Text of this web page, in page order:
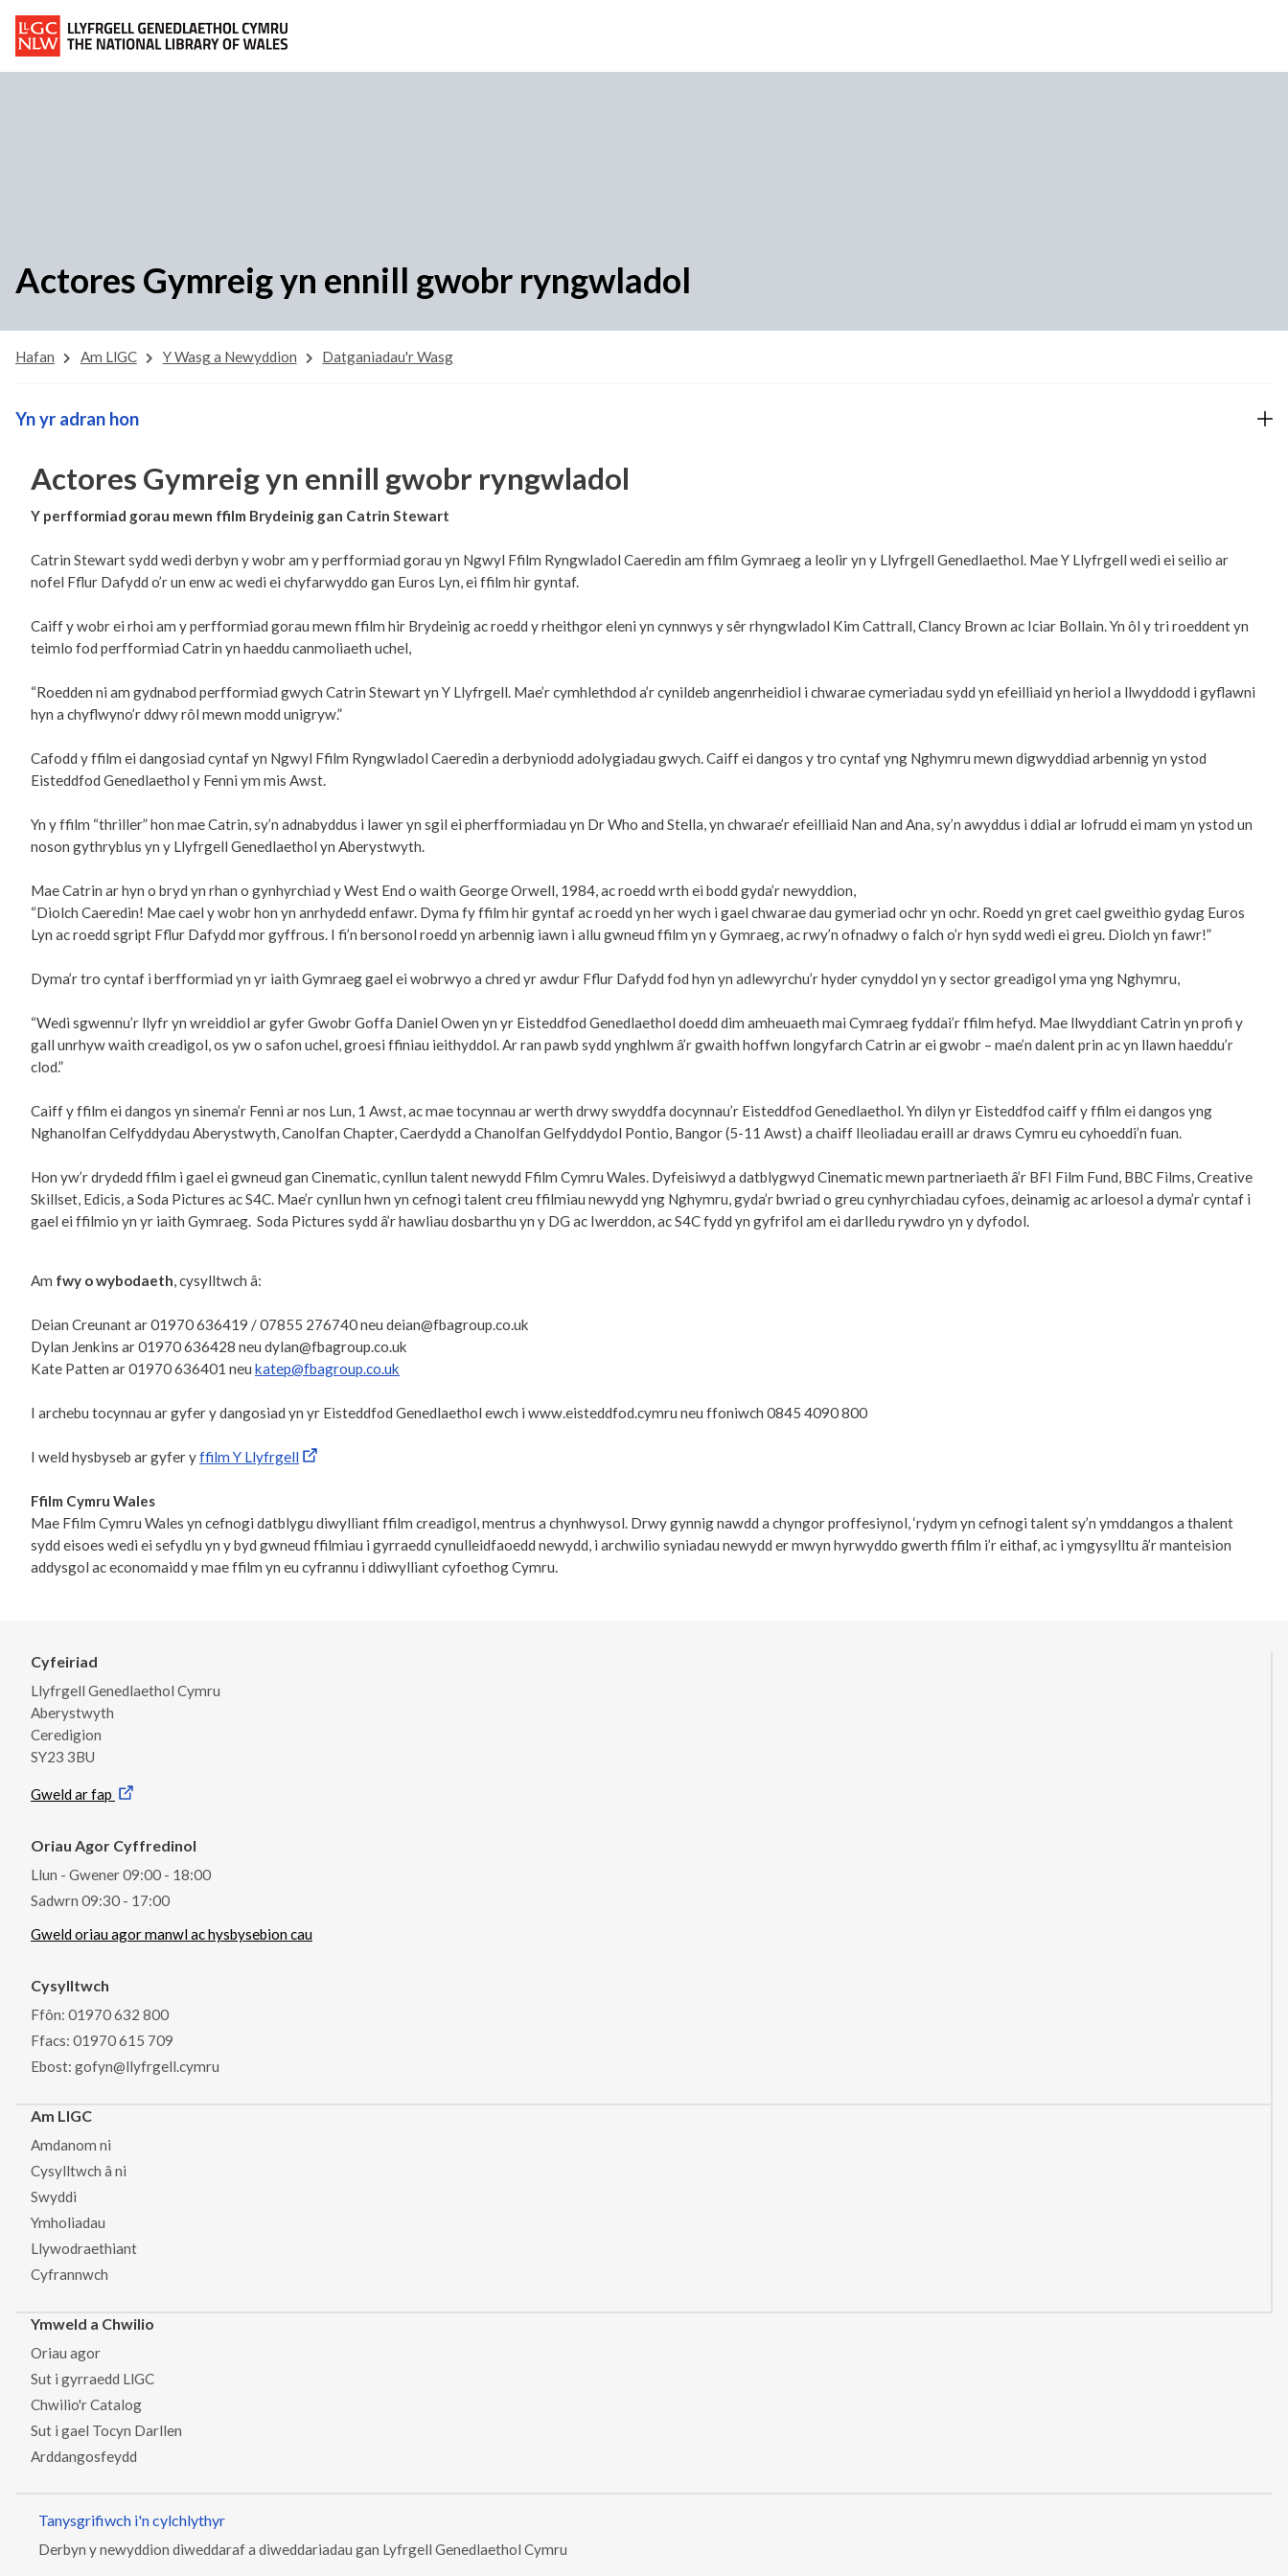
Actores Gymreig yn ennill gwobr ryngwladol
Hafan Am LlGC Y Wasg a Newyddion Datganiadau'r Wasg
Actores Gymreig yn ennill gwobr ryngwladol
Y perfformiad gorau mewn ffilm Brydeinig gan Catrin Stewart
Catrin Stewart sydd wedi derbyn y wobr am y perfformiad gorau yn Ngwyl Ffilm Ryngwladol Caeredin am ffilm Gymraeg a leolir yn y Llyfrgell Genedlaethol. Mae Y Llyfrgell wedi ei seilio ar
nofel Fflur Dafydd o’r un enw ac wedi ei chyfarwyddo gan Euros Lyn, ei ffilm hir gyntaf.
Caiff y wobr ei rhoi am y perfformiad gorau mewn ffilm hir Brydeinig ac roedd y rheithgor eleni yn cynnwys y sêr rhyngwladol Kim Cattrall, Clancy Brown ac Iciar Bollain. Yn ôl y tri roeddent yn
teimlo fod perfformiad Catrin yn haeddu canmoliaeth uchel,
“Roedden ni am gydnabod perfformiad gwych Catrin Stewart yn Y Llyfrgell. Mae’r cymhlethdod a’r cynildeb angenrheidiol i chwarae cymeriadau sydd yn efeilliaid yn heriol a llwyddodd i gyflawni
hyn a chyflwyno’r ddwy rôl mewn modd unigryw.”
Cafodd y ffilm ei dangosiad cyntaf yn Ngwyl Ffilm Ryngwladol Caeredin a derbyniodd adolygiadau gwych. Caiff ei dangos y tro cyntaf yng Nghymru mewn digwyddiad arbennig yn ystod
Eisteddfod Genedlaethol y Fenni ym mis Awst.
Yn y ffilm “thriller” hon mae Catrin, sy’n adnabyddus i lawer yn sgil ei pherfformiadau yn Dr Who and Stella, yn chwarae’r efeilliaid Nan and Ana, sy’n awyddus i ddial ar lofrudd ei mam yn ystod un
noson gythryblus yn y Llyfrgell Genedlaethol yn Aberystwyth.
Mae Catrin ar hyn o bryd yn rhan o gynhyrchiad y West End o waith George Orwell, 1984, ac roedd wrth ei bodd gyda’r newyddion,
“Diolch Caeredin! Mae cael y wobr hon yn anrhydedd enfawr. Dyma fy ffilm hir gyntaf ac roedd yn her wych i gael chwarae dau gymeriad ochr yn ochr. Roedd yn gret cael gweithio gydag Euros
Lyn ac roedd sgript Fflur Dafydd mor gyffrous. I fi’n bersonol roedd yn arbennig iawn i allu gwneud ffilm yn y Gymraeg, ac rwy’n ofnadwy o falch o’r hyn sydd wedi ei greu. Diolch yn fawr!”
Dyma’r tro cyntaf i berfformiad yn yr iaith Gymraeg gael ei wobrwyo a chred yr awdur Fflur Dafydd fod hyn yn adlewyrchu’r hyder cynyddol yn y sector greadigol yma yng Nghymru,
“Wedi sgwennu’r llyfr yn wreiddiol ar gyfer Gwobr Goffa Daniel Owen yn yr Eisteddfod Genedlaethol doedd dim amheuaeth mai Cymraeg fyddai’r ffilm hefyd. Mae llwyddiant Catrin yn profi y
gall unrhyw waith creadigol, os yw o safon uchel, groesi ffiniau ieithyddol. Ar ran pawb sydd ynghlwm â’r gwaith hoffwn longyfarch Catrin ar ei gwobr – mae’n dalent prin ac yn llawn haeddu’r
clod.”
Caiff y ffilm ei dangos yn sinema’r Fenni ar nos Lun, 1 Awst, ac mae tocynnau ar werth drwy swyddfa docynnau’r Eisteddfod Genedlaethol. Yn dilyn yr Eisteddfod caiff y ffilm ei dangos yng
Nghanolfan Celfyddydau Aberystwyth, Canolfan Chapter, Caerdydd a Chanolfan Gelfyddydol Pontio, Bangor (5-11 Awst) a chaiff lleoliadau eraill ar draws Cymru eu cyhoeddi’n fuan.
Hon yw’r drydedd ffilm i gael ei gwneud gan Cinematic, cynllun talent newydd Ffilm Cymru Wales. Dyfeisiwyd a datblygwyd Cinematic mewn partneriaeth â’r BFI Film Fund, BBC Films, Creative
Skillset, Edicis, a Soda Pictures ac S4C. Mae’r cynllun hwn yn cefnogi talent creu ffilmiau newydd yng Nghymru, gyda’r bwriad o greu cynhyrchiadau cyfoes, deinamig ac arloesol a dyma’r cyntaf i
gael ei ffilmio yn yr iaith Gymraeg. Soda Pictures sydd â’r hawliau dosbarthu yn y DG ac Iwerddon, ac S4C fydd yn gyfrifol am ei darlledu rywdro yn y dyfodol.
Am fwy o wybodaeth, cysylltwch â:
Deian Creunant ar 01970 636419 / 07855 276740 neu deian@fbagroup.co.uk
Dylan Jenkins ar 01970 636428 neu dylan@fbagroup.co.uk
Kate Patten ar 01970 636401 neu katep@fbagroup.co.uk
I archebu tocynnau ar gyfer y dangosiad yn yr Eisteddfod Genedlaethol ewch i www.eisteddfod.cymru neu ffoniwch 0845 4090 800
I weld hysbyseb ar gyfer yffilm Y Llyfrgell
Ffilm Cymru Wales
Mae Ffilm Cymru Wales yn cefnogi datblygu diwylliant ffilm creadigol, mentrus a chynhwysol. Drwy gynnig nawdd a chyngor proffesiynol, ‘rydym yn cefnogi talent sy’n ymddangos a thalent
sydd eisoes wedi ei sefydlu yn y byd gwneud ffilmiau i gyrraedd cynulleidfaoedd newydd, i archwilio syniadau newydd er mwyn hyrwyddo gwerth ffilm i’r eithaf, ac i ymgysylltu â’r manteision
addysgol ac economaidd y mae ffilm yn eu cyfrannu i ddiwylliant cyfoethog Cymru.
Yn yr adran hon
Cyfeiriad
Llyfrgell Genedlaethol Cymru
Aberystwyth
Ceredigion
SY23 3BU
Gweld ar fap
Oriau Agor Cyffredinol
Llun - Gwener 09:00 - 18:00
Sadwrn 09:30 - 17:00
Gweld oriau agor manwl ac hysbysebion cau
Cysylltwch
Ffôn: 01970 632 800
Ffacs: 01970 615 709
Ebost: gofyn@llyfrgell.cymru
Am LlGC
Amdanom ni
Cysylltwch â ni
Swyddi
Ymholiadau
Llywodraethiant
Cyfrannwch
Ymweld a Chwilio
Oriau agor
Sut i gyrraedd LlGC
Chwilio'r Catalog
Sut i gael Tocyn Darllen
Arddangosfeydd
Tanysgrifiwch i'n cylchlythyr
Derbyn y newyddion diweddaraf a diweddariadau gan Lyfrgell Genedlaethol Cymru